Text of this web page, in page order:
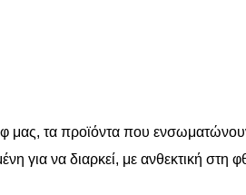
μας, τα προϊόντα που
για να διαρκεί, με ανθεκτική στη